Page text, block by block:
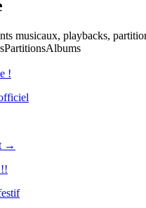
musicaux, playbacks,
PartitionsAlbums
!
→